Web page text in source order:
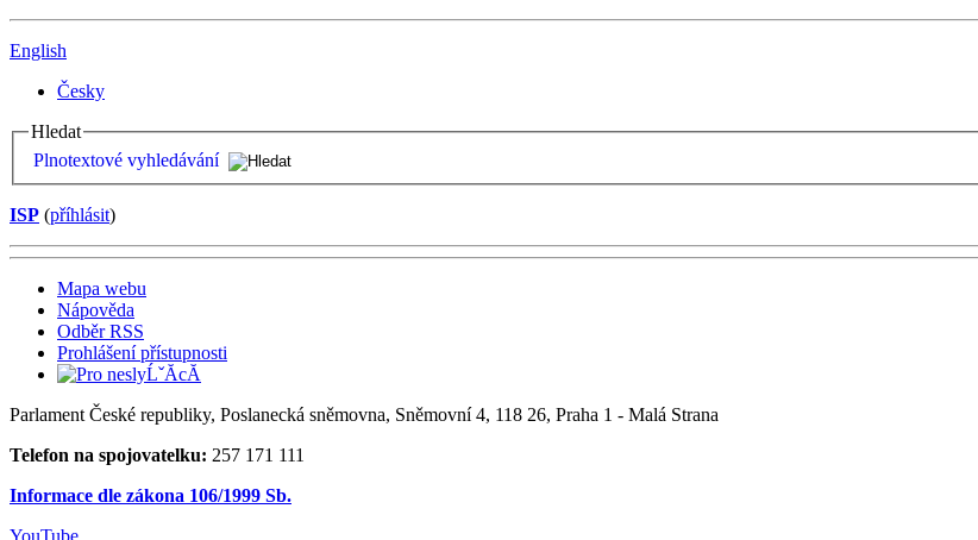
English
Česky
Hledat
Plnotextové vyhledávání
ISP (příhlásit)
Mapa webu
Nápověda
Odběr RSS
Prohlášení přístupnosti
Parlament České republiky, Poslanecká sněmovna, Sněmovní 4, 118 26, Praha 1 - Malá Strana
Telefon na spojovatelku: 257 171 111
Informace dle zákona 106/1999 Sb.
YouTube